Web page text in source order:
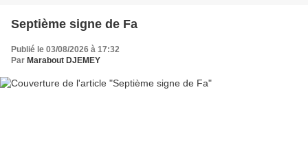
Septième signe de Fa
Publié le 03/08/2026 à 17:32
Par Marabout DJEMEY